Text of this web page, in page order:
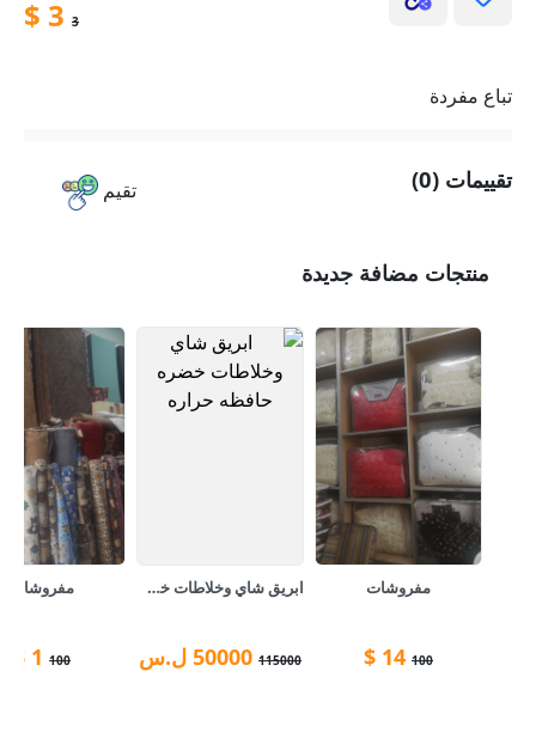
$ 3 3
تباع مفردة
تقيم تقييمات (0)
منتجات مضافة جديدة
مفروشات
100
14
$
ابريق شاي وخلاطات خضره حافظه حراره
115000
50000 ل.س
مفروشات
100
1
$